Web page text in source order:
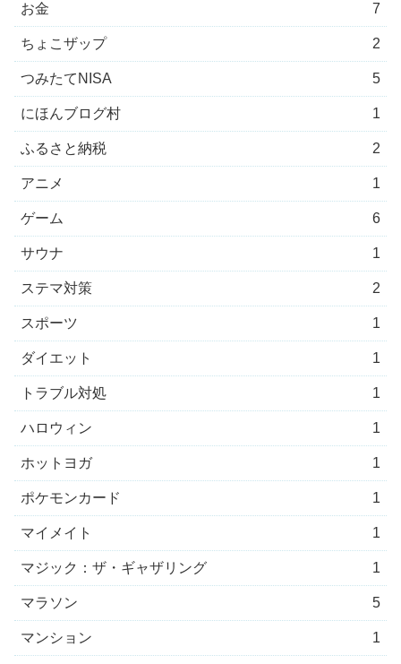
お金 7
ちょこザップ 2
つみたてNISA 5
にほんブログ村 1
ふるさと納税 2
アニメ 1
ゲーム 6
サウナ 1
ステマ対策 2
スポーツ 1
ダイエット 1
トラブル対処 1
ハロウィン 1
ホットヨガ 1
ポケモンカード 1
マイメイト 1
マジック：ザ・ギャザリング 1
マラソン 5
マンション 1